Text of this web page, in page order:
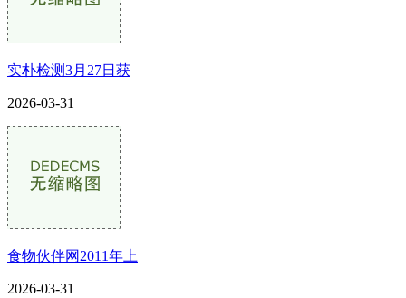
实朴检测3月27日获
2026-03-31
食物伙伴网2011年上
2026-03-31